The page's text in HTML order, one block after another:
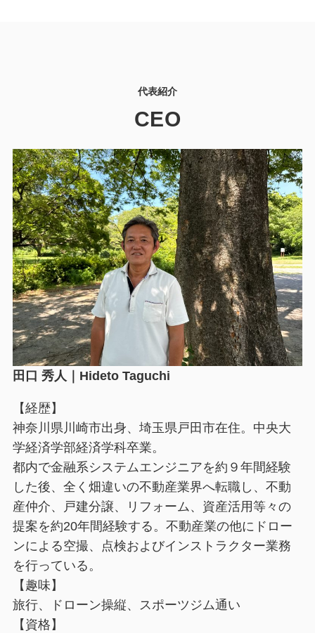
代表紹介
CEO
田口 秀人｜Hideto Taguchi
【経歴】
神奈川県川崎市出身、埼玉県戸田市在住。中央大
学経済学部経済学科卒業。
都内で金融系システムエンジニアを約９年間経験
した後、全く畑違いの不動産業界へ転職し、不動
産仲介、戸建分譲、リフォーム、資産活用等々の
提案を約20年間経験する。不動産業の他にドロー
ンによる空撮、点検およびインストラクター業務
を行っている。
【趣味】
旅行、ドローン操縦、スポーツジム通い
【資格】